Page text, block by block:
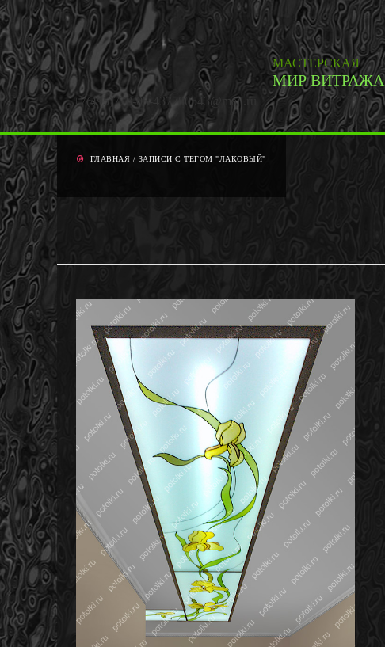
+7(495)778-05-437780543@mail.ru
МАСТЕРСКАЯ
МИР ВИТРАЖА
ГЛАВНАЯ / ЗАПИСИ С ТЕГОМ "ЛАКОВЫЙ"